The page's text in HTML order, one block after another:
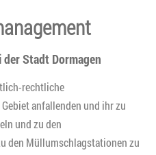
Stadt Dormagen
rechtliche
anfallenden und ihr zu
und zu den
den Müllumschlagstationen zu